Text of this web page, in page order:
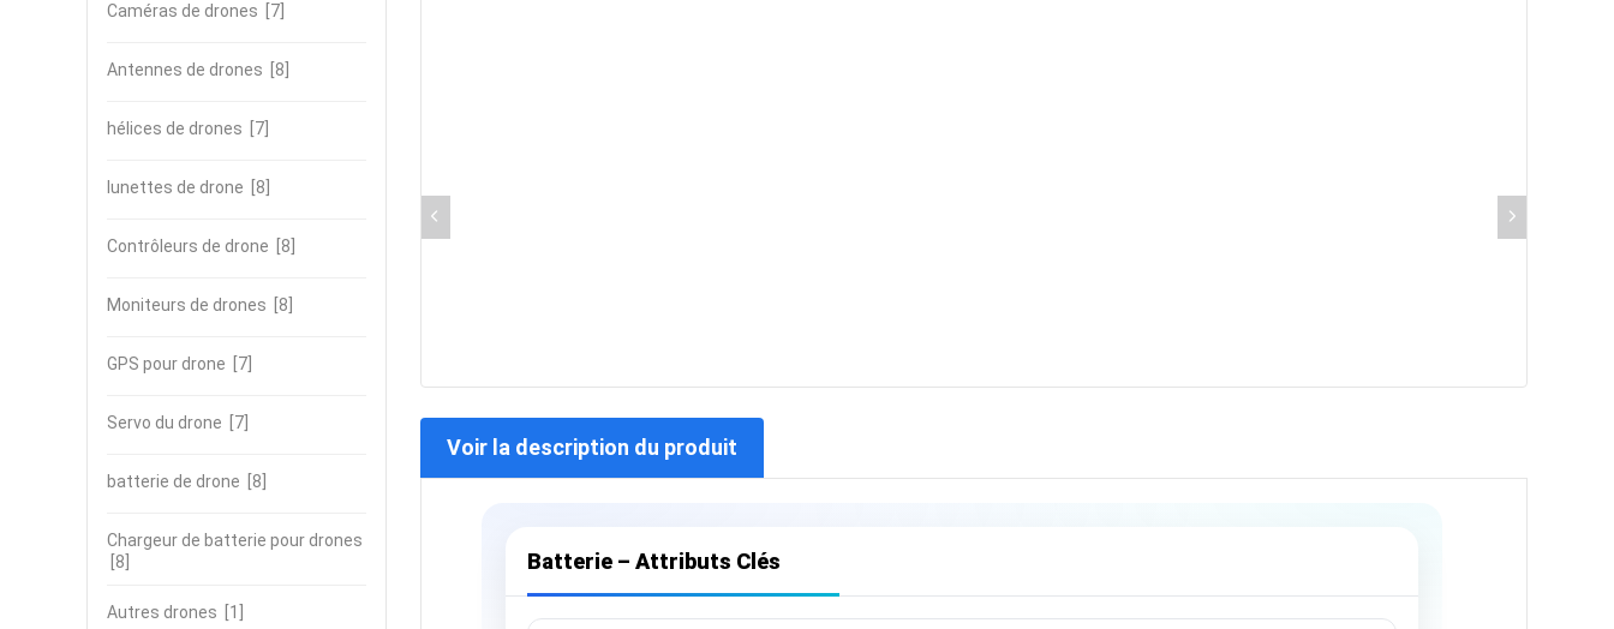
Caméras de drones [7]
Antennes de drones [8]
hélices de drones [7]
lunettes de drone [8]
Contrôleurs de drone [8]
Moniteurs de drones [8]
GPS pour drone [7]
Servo du drone [7]
batterie de drone [8]
Chargeur de batterie pour drones
[8]
Autres drones [1]
Voir la description du produit
Batterie – Attributs Clés